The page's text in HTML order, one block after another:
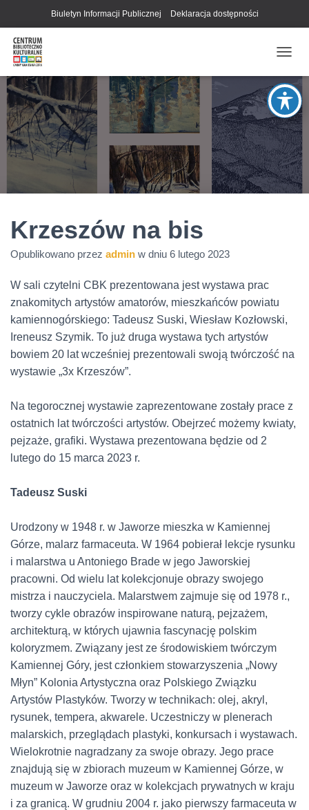
Biuletyn Informacji Publicznej Deklaracja dostępności
R
Z
E
Ł
Ą
C
Z
N
A
W
Krzeszów na bis
Opublikowano przez admin w dniu 6 lutego 2023
W sali czytelni CBK prezentowana jest wystawa prac
znakomitych artystów amatorów, mieszkańców powiatu
kamiennogórskiego: Tadeusz Suski, Wiesław Kozłowski,
Ireneusz Szymik. To już druga wystawa tych artystów
bowiem 20 lat wcześniej prezentowali swoją twórczość na
wystawie „3x Krzeszów”.
Na tegorocznej wystawie zaprezentowane zostały prace z
ostatnich lat twórczości artystów. Obejrzeć możemy kwiaty,
pejzaże, grafiki. Wystawa prezentowana będzie od 2
lutego do 15 marca 2023 r.
Tadeusz Suski
Urodzony w 1948 r. w Jaworze mieszka w Kamiennej
Górze, malarz farmaceuta. W 1964 pobierał lekcje rysunku
i malarstwa u Antoniego Brade w jego Jaworskiej
pracowni. Od wielu lat kolekcjonuje obrazy swojego
mistrza i nauczyciela. Malarstwem zajmuje się od 1978 r.,
tworzy cykle obrazów inspirowane naturą, pejzażem,
architekturą, w których ujawnia fascynację polskim
koloryzmem. Związany jest ze środowiskiem twórczym
Kamiennej Góry, jest członkiem stowarzyszenia „Nowy
Młyn” Kolonia Artystyczna oraz Polskiego Związku
Artystów Plastyków. Tworzy w technikach: olej, akryl,
rysunek, tempera, akwarele. Uczestniczy w plenerach
malarskich, przeglądach plastyki, konkursach i wystawach.
Wielokrotnie nagradzany za swoje obrazy. Jego prace
znajdują się w zbiorach muzeum w Kamiennej Górze, w
muzeum w Jaworze oraz w kolekcjach prywatnych w kraju
i za granicą. W grudniu 2004 r. jako pierwszy farmaceuta w